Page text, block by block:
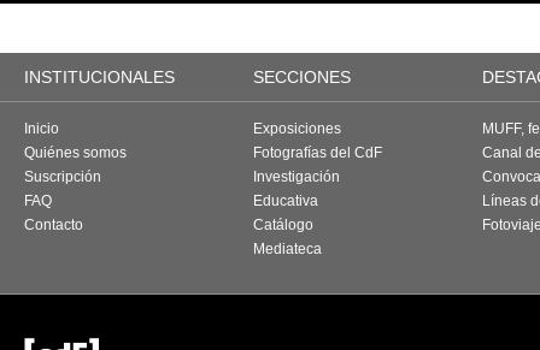
INSTITUCIONALES SECCIONES
Inicio
Quiénes somos
Suscripción
FAQ
Contacto
Exposiciones
Fotografías del CdF
Investigación
Educativa
Catálogo
Mediateca
MUFF,
Canal
Líneas